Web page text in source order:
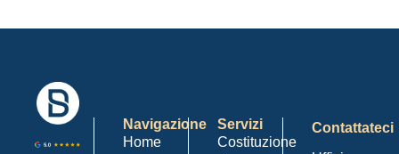
Navigazione
Home
Servizi
Costituzione
Contattateci